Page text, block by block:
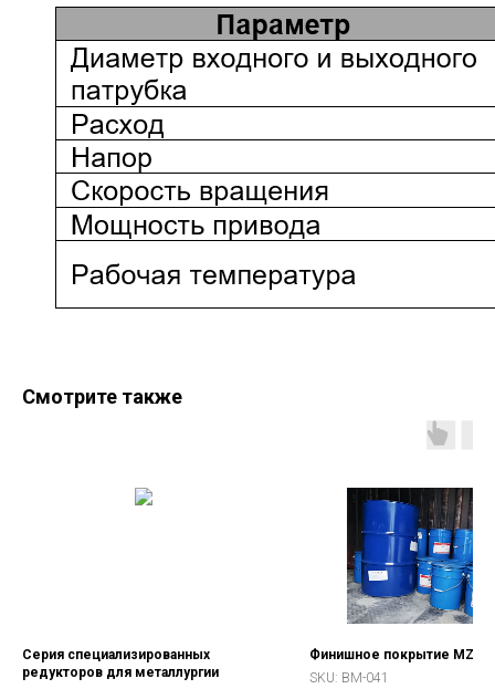
Смотрите также
Серия специализированных
редукторов для металлургии
Финишное покрытие MZ
SKU: BM-041